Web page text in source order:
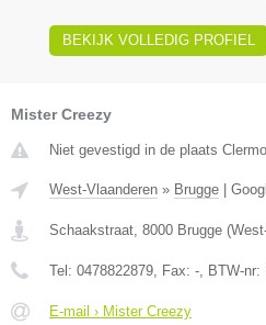
BEKIJK VOLLEDIG PROFIEL
Mister Creezy
Niet gevestigd in de plaats
West-Vlaanderen » Brugge
Schaakstraat, 8000 Brugge (
Tel: 0478822879, Fax: -, BTW-nr:
E-mail › Mister Creezy